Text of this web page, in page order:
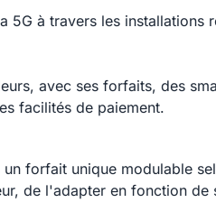
5G à travers les
avec ses forfaits, des
facilités de paiement.
forfait unique modulable
de l'adapter en fonction de